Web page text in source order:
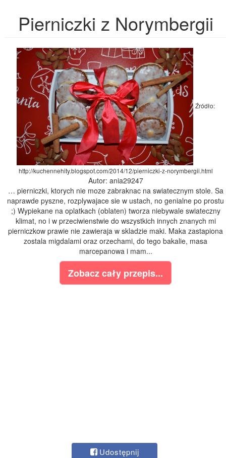
Pierniczki z Norymbergii
Źródło:
http://kuchennehity.blogspot.com/2014/12/pierniczki-z-norymbergii.html
Autor: ania29247
… pierniczki, ktorych nie moze zabraknac na swiatecznym stole. Sa
naprawde pyszne, rozplywajace sie w ustach, no genialne po prostu
;) Wypiekane na oplatkach (oblaten) tworza niebywale swiateczny
klimat, no i w przeciwienstwie do wszystkich innych znanych mi
pierniczkow prawie nie zawieraja w skladzie maki. Maka zastapiona
zostala migdalami oraz orzechami, do tego bakalie, masa
marcepanowa i mam...
Zobacz cały przepis...
Udostępnij